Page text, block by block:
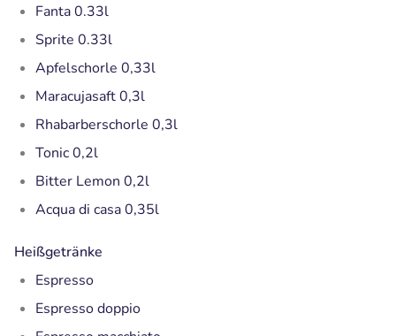
Fanta 0.33l
Sprite 0.33l
Apfelschorle 0,33l
Maracujasaft 0,3l
Rhabarberschorle 0,3l
Tonic 0,2l
Bitter Lemon 0,2l
Acqua di casa 0,35l
Heißgetränke
Espresso
Espresso doppio